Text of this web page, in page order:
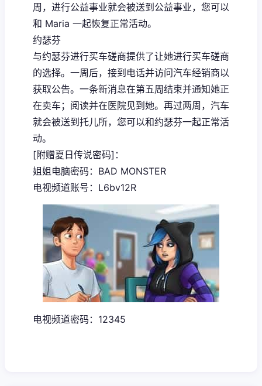
周，进行公益事业就会被送到公益事业，您可以
和 Maria 一起恢复正常活动。
约瑟芬
与约瑟芬进行买车磋商提供了让她进行买车磋商
的选择。一周后，接到电话并访问汽车经销商以
获取公告。一条新消息在第五周结束并通知她正
在卖车；阅读并在医院见到她。再过两周，汽车
就会被送到托儿所，您可以和约瑟芬一起正常活
动。
[附赠夏日传说密码]：
姐姐电脑密码：BAD MONSTER
电视频道账号：L6bv12R
电视频道密码：12345